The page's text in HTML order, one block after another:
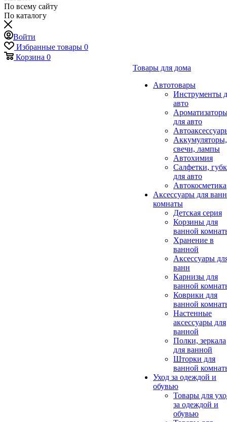
По всему сайту
По каталогу
Войти
Избранные товары 0
Корзина 0
Товары для дома
Автотовары
Инструменты
авто
для авто
Аккумуляторы,
свечи, лампы
Автохимия
Салфетки,
для авто
Автокосметика
Аксессуары для
комнаты
Детская серия
Корзины для
ванной
Хранение в
ванной
Аксессуары
ванн
Карнизы для
ванной
Коврики для
ванной
Настенные
аксессуары для
ванной
Полки, зеркала
для ванной
Шторки для
ванной
Уход за одеждой и
обувью
Товары для
за одеждой и
обувью